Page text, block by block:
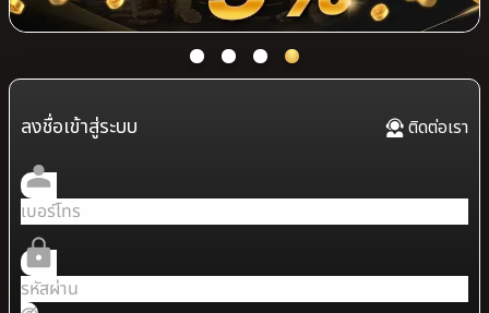
ลงชื่อเข้าสู่ระบบ ติดต่อเรา